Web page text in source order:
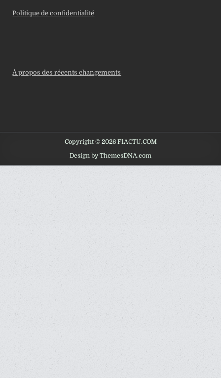
Politique de confidentialité
À propos des récents changements
Copyright © 2026 F1ACTU.COM
Design by ThemesDNA.com